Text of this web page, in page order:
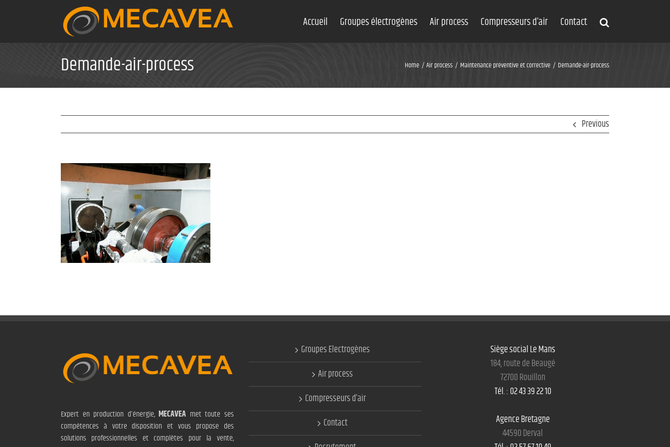
Accueil Groupes électrogènes Air process Compresseurs d’air Contact
Demande-air-process Home Air process Maintenance préventive et corrective Demande-air-process
Previous
Expert en production d’énergie,MECAVEA met toute ses
compétences à votre disposition et vous propose des
solutions professionnelles et complètes pour la vente,
Groupes Electrogènes
Air process
Compresseurs d’air
Contact
Siège social Le Mans
184, route de Beaugé
72700 Rouillon
Tél. : 02 43 39 22 10
Agence Bretagne
44590 Derval